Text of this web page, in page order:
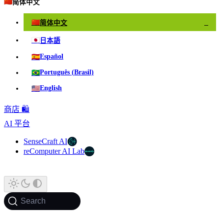
简体中文
🇨🇳简体中文
🇯🇵 日本語
🇪🇸Español
🇧🇷Português (Brasil)
🇺🇸English
商店 🛍️
AI 平台
SenseCraft AI
reComputer AI Lab
Search